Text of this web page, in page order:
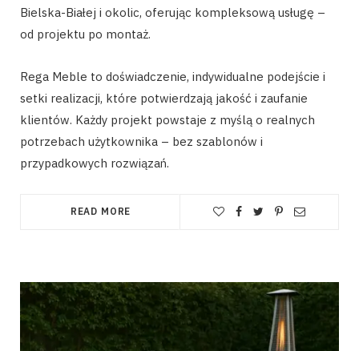
Bielska-Białej i okolic, oferując kompleksową usługę –
od projektu po montaż.
Rega Meble to doświadczenie, indywidualne podejście i
setki realizacji, które potwierdzają jakość i zaufanie
klientów. Każdy projekt powstaje z myślą o realnych
potrzebach użytkownika – bez szablonów i
przypadkowych rozwiązań.
READ MORE